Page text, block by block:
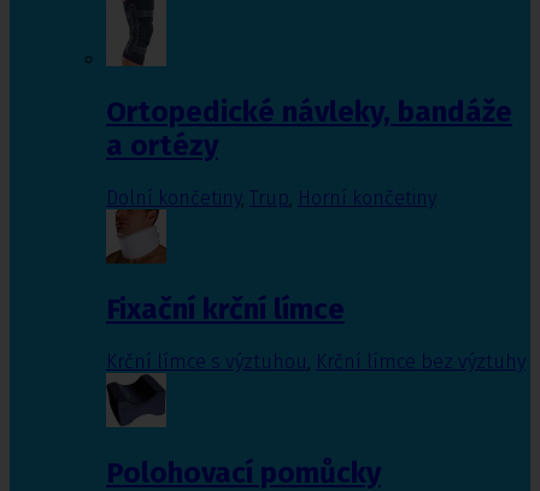
Ortopedické návleky, bandáže
a ortézy
Dolní končetiny, Trup, Horní končetiny
Fixační krční límce
Krční límce s výztuhou Krční límce bez výztuhy
Polohovací pomůcky